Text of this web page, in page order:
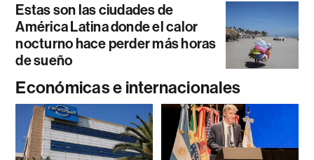
Estas son las ciudades de
América Latina donde el calor
nocturno hace perder más horas
de sueño
Económicas e internacionales